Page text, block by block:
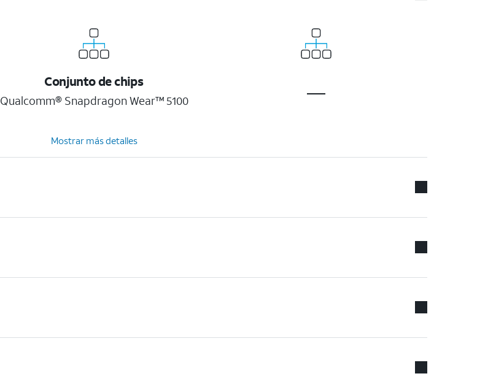
Conjunto de chips
Qualcomm® Snapdragon Wear™ 5100
Mostrar más detalles